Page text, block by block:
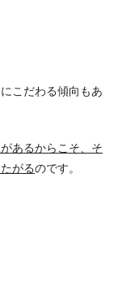
こだわる傾向もあ
あるからこそ、そ
がるのです。